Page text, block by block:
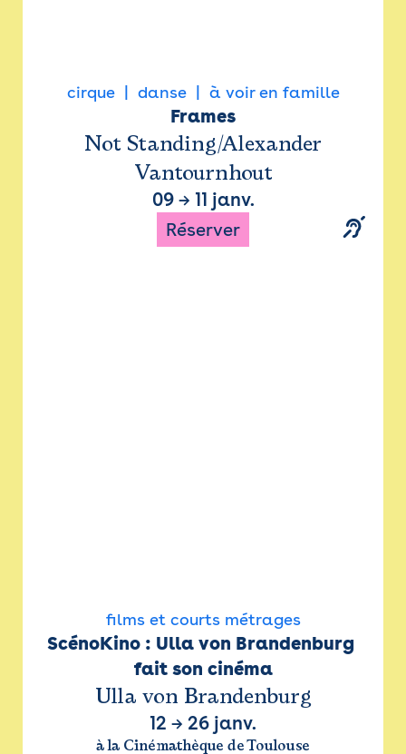
cirque danse à voir en famille
Frames
Not Standing/Alexander
Vantournhout
09→ 11 janv.
Réserver
films et courts métrages
ScénoKino : Ulla von Brandenburg
fait son cinéma
Ulla von Brandenburg
12 → 26 janv.
à la Cinémathèque de Toulouse